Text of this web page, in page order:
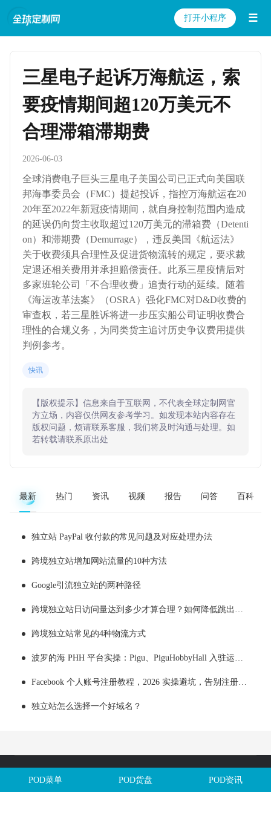
打开小程序 ☰
三星电子起诉万海航运，索
要疫情期间超120万美元不
合理滞箱滞期费
2026-06-03
全球消费电子巨头三星电子美国公司已正式向美国联
邦海事委员会（FMC）提起投诉，指控万海航运在20
20年至2022年新冠疫情期间，就自身控制范围内造成
的延误仍向货主收取超过120万美元的滞箱费（Detenti
on）和滞期费（Demurrage），违反美国《航运法》
关于收费须具合理性及促进货物流转的规定，要求裁
定退还相关费用并承担赔偿责任。此系三星疫情后对
多家班轮公司「不合理收费」追责行动的延续。随着
《海运改革法案》（OSRA）强化FMC对D&D收费的
审查权，若三星胜诉将进一步压实船公司证明收费合
理性的合规义务，为同类货主追讨历史争议费用提供
判例参考。
快讯
【版权提示】信息来自于互联网，不代表全球定制网官
方立场，内容仅供网友参考学习。如发现本站内容存在
版权问题，烦请联系客服，我们将及时沟通与处理。如
若转载请联系原出处
最新 热门 资讯 视频 报告 问答 百科
独立站 PayPal 收付款的常见问题及对应处理办法
跨境独立站增加网站流量的10种方法
Google引流独立站的两种路径
跨境独立站日访问量达到多少才算合理？如何降低跳出率？
跨境独立站常见的4种物流方式
波罗的海 PHH 平台实操：Pigu、PiguHobbyHall 入驻运营全解析
Facebook 个人账号注册教程，2026 实操避坑，告别注册即封号
独立站怎么选择一个好域名？
Copyright @全球定制网All Rights Reserved. 闽ICP备2025106563号
POD菜单 POD货盘 POD资讯